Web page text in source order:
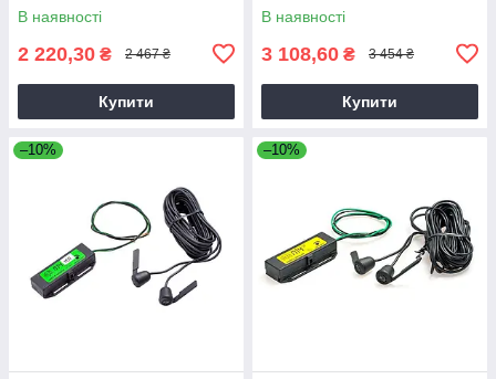
В наявності
2 220,30 ₴ 2 467 ₴
Купити
В наявності
3 108,60 ₴ 3 454 ₴
Купити
–10% –10%